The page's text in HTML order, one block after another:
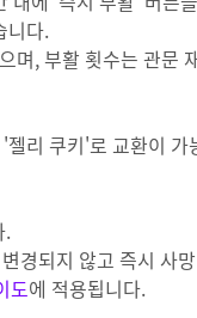
니다.
, 부활 횟수는 관문
리 쿠키'로 교환이 가
.
경되지 않고 즉시 사
도에 적용됩니다.